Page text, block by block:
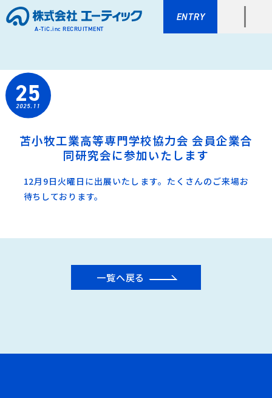
A-TiC.inc RECRUITMENT
ENTRY
25
2025.11
苫小牧工業高等専門学校協力会 会員企業合
同研究会に参加いたします
12月9日火曜日に出展いたします。たくさんのご来場お
待ちしております。
一覧へ戻る